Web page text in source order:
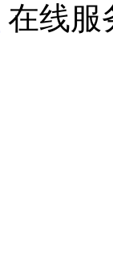
在线服